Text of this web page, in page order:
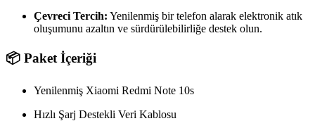
Çevreci Tercih: Yenilenmiş bir telefon alarak elektronik atık
oluşumunu azaltın ve sürdürülebilirliğe destek olun.
📦 Paket İçeriği
Yenilenmiş Xiaomi Redmi Note 10s
Hızlı Şarj Destekli Veri Kablosu